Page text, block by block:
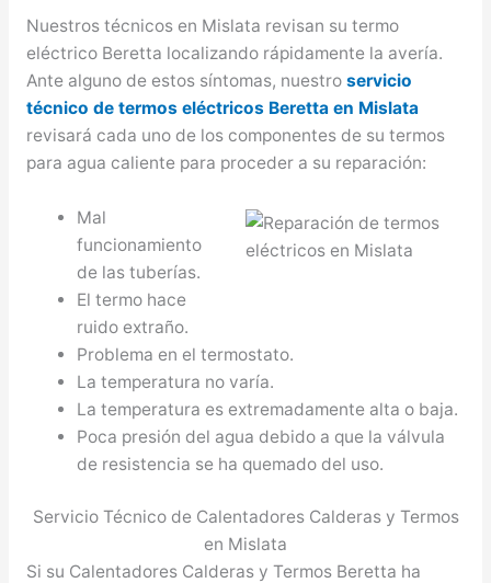
Nuestros técnicos en Mislata revisan su termo
eléctrico Beretta localizando rápidamente la avería.
Ante alguno de estos síntomas, nuestro servicio
técnico de termos eléctricos Beretta en Mislata
revisará cada uno de los componentes de su termos
para agua caliente para proceder a su reparación:
Mal
funcionamiento
de las tuberías.
El termo hace
ruido extraño.
Problema en el termostato.
La temperatura no varía.
La temperatura es extremadamente alta o baja.
Poca presión del agua debido a que la válvula
de resistencia se ha quemado del uso.
Servicio Técnico de Calentadores Calderas y Termos
en Mislata
Si su Calentadores Calderas y Termos Beretta ha